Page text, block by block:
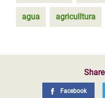
agua agriculltura
Facebook